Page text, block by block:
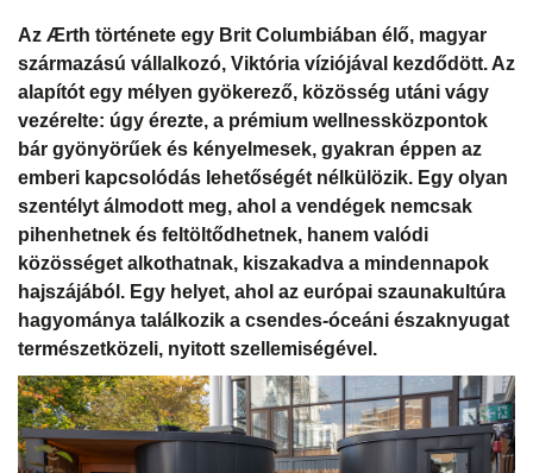
Az Ærth története egy Brit Columbiában élő, magyar
származású vállalkozó, Viktória víziójával kezdődött. Az
alapítót egy mélyen gyökerező, közösség utáni vágy
vezérelte: úgy érezte, a prémium wellnessközpontok
bár gyönyörűek és kényelmesek, gyakran éppen az
emberi kapcsolódás lehetőségét nélkülözik. Egy olyan
szentélyt álmodott meg, ahol a vendégek nemcsak
pihenhetnek és feltöltődhetnek, hanem valódi
közösséget alkothatnak, kiszakadva a mindennapok
hajszájából. Egy helyet, ahol az európai szaunakultúra
hagyománya találkozik a csendes-óceáni északnyugat
természetközeli, nyitott szellemiségével.